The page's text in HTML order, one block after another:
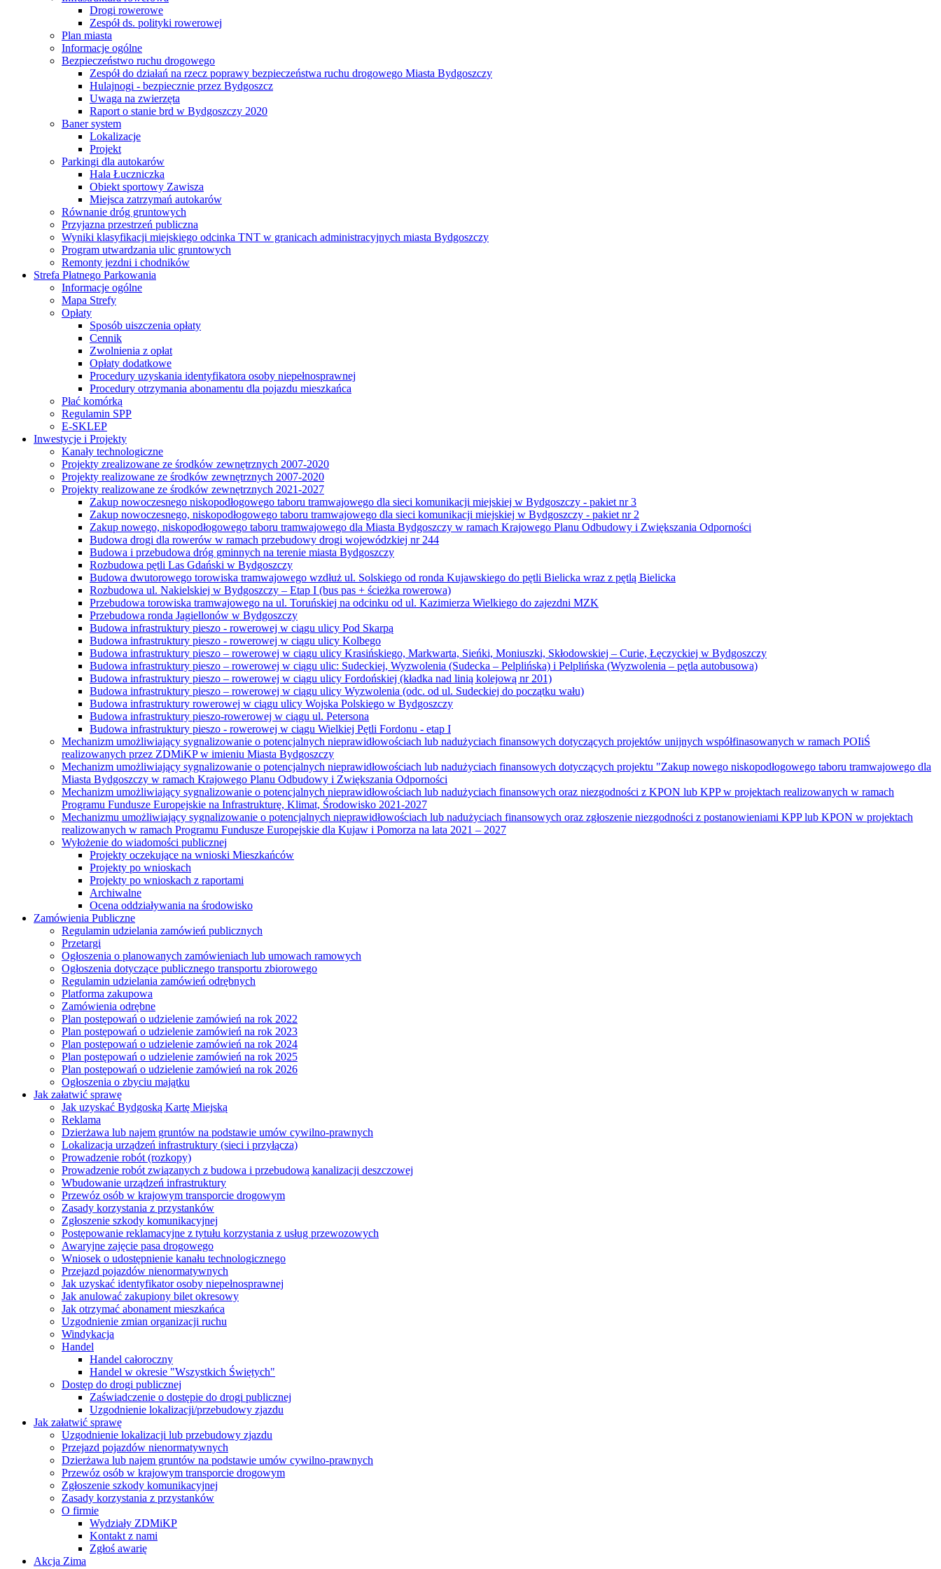
Drogi rowerowe
Zespół ds. polityki rowerowej
Plan miasta
Informacje ogólne
Bezpieczeństwo ruchu drogowego
Zespół do działań na rzecz poprawy bezpieczeństwa ruchu drogowego Miasta Bydgoszczy
Hulajnogi - bezpiecznie przez Bydgoszcz
Uwaga na zwierzęta
Raport o stanie brd w Bydgoszczy 2020
Baner system
Lokalizacje
Projekt
Parkingi dla autokarów
Hala Łuczniczka
Obiekt sportowy Zawisza
Miejsca zatrzymań autokarów
Równanie dróg gruntowych
Przyjazna przestrzeń publiczna
Wyniki klasyfikacji miejskiego odcinka TNT w granicach administracyjnych miasta Bydgoszczy
Program utwardzania ulic gruntowych
Remonty jezdni i chodników
Strefa Płatnego Parkowania
Informacje ogólne
Mapa Strefy
Opłaty
Sposób uiszczenia opłaty
Cennik
Zwolnienia z opłat
Opłaty dodatkowe
Procedury uzyskania identyfikatora osoby niepełnosprawnej
Procedury otrzymania abonamentu dla pojazdu mieszkańca
Płać komórką
Regulamin SPP
E-SKLEP
Inwestycje i Projekty
Kanały technologiczne
Projekty zrealizowane ze środków zewnętrznych 2007-2020
Projekty realizowane ze środków zewnętrznych 2007-2020
Projekty realizowane ze środków zewnętrznych 2021-2027
Zakup nowoczesnego niskopodłogowego taboru tramwajowego dla sieci komunikacji miejskiej w Bydgoszczy - pakiet nr 3
Zakup nowoczesnego, niskopodłogowego taboru tramwajowego dla sieci komunikacji miejskiej w Bydgoszczy - pakiet nr 2
Zakup nowego, niskopodłogowego taboru tramwajowego dla Miasta Bydgoszczy w ramach Krajowego Planu Odbudowy i Zwiększania Odporności
Budowa drogi dla rowerów w ramach przebudowy drogi wojewódzkiej nr 244
Budowa i przebudowa dróg gminnych na terenie miasta Bydgoszczy
Rozbudowa pętli Las Gdański w Bydgoszczy
Budowa dwutorowego torowiska tramwajowego wzdłuż ul. Solskiego od ronda Kujawskiego do pętli Bielicka wraz z pętlą Bielicka
Rozbudowa ul. Nakielskiej w Bydgoszczy – Etap I (bus pas + ścieżka rowerowa)
Przebudowa torowiska tramwajowego na ul. Toruńskiej na odcinku od ul. Kazimierza Wielkiego do zajezdni MZK
Przebudowa ronda Jagiellonów w Bydgoszczy
Budowa infrastruktury pieszo - rowerowej w ciągu ulicy Pod Skarpą
Budowa infrastruktury pieszo - rowerowej w ciągu ulicy Kolbego
Budowa infrastruktury pieszo – rowerowej w ciągu ulicy Krasińskiego, Markwarta, Sieńki, Moniuszki, Skłodowskiej – Curie, Łęczyckiej w Bydgoszczy
Budowa infrastruktury pieszo – rowerowej w ciągu ulic: Sudeckiej, Wyzwolenia (Sudecka – Pelplińska) i Pelplińska (Wyzwolenia – pętla autobusowa)
Budowa infrastruktury pieszo – rowerowej w ciągu ulicy Fordońskiej (kładka nad linią kolejową nr 201)
Budowa infrastruktury pieszo – rowerowej w ciągu ulicy Wyzwolenia (odc. od ul. Sudeckiej do początku wału)
Budowa infrastruktury rowerowej w ciągu ulicy Wojska Polskiego w Bydgoszczy
Budowa infrastruktury pieszo-rowerowej w ciągu ul. Petersona
Budowa infrastruktury pieszo - rowerowej w ciągu Wielkiej Pętli Fordonu - etap I
Mechanizm umożliwiający sygnalizowanie o potencjalnych nieprawidłowościach lub nadużyciach finansowych dotyczących projektów unijnych współfinasowanych w ramach POIiŚ
realizowanych przez ZDMiKP w imieniu Miasta Bydgoszczy
Mechanizm umożliwiający sygnalizowanie o potencjalnych nieprawidłowościach lub nadużyciach finansowych dotyczących projektu "Zakup nowego niskopodłogowego taboru tramwajowego dla
Miasta Bydgoszczy w ramach Krajowego Planu Odbudowy i Zwiększania Odporności
Mechanizm umożliwiający sygnalizowanie o potencjalnych nieprawidłowościach lub nadużyciach finansowych oraz niezgodności z KPON lub KPP w projektach realizowanych w ramach
Programu Fundusze Europejskie na Infrastrukturę, Klimat, Środowisko 2021-2027
Mechanizmu umożliwiający sygnalizowanie o potencjalnych nieprawidłowościach lub nadużyciach finansowych oraz zgłoszenie niezgodności z postanowieniami KPP lub KPON w projektach
realizowanych w ramach Programu Fundusze Europejskie dla Kujaw i Pomorza na lata 2021 – 2027
Wyłożenie do wiadomości publicznej
Projekty oczekujące na wnioski Mieszkańców
Projekty po wnioskach
Projekty po wnioskach z raportami
Archiwalne
Ocena oddziaływania na środowisko
Zamówienia Publiczne
Regulamin udzielania zamówień publicznych
Przetargi
Ogłoszenia o planowanych zamówieniach lub umowach ramowych
Ogłoszenia dotyczące publicznego transportu zbiorowego
Regulamin udzielania zamówień odrębnych
Platforma zakupowa
Zamówienia odrębne
Plan postępowań o udzielenie zamówień na rok 2022
Plan postępowań o udzielenie zamówień na rok 2023
Plan postępowań o udzielenie zamówień na rok 2024
Plan postępowań o udzielenie zamówień na rok 2025
Plan postępowań o udzielenie zamówień na rok 2026
Ogłoszenia o zbyciu majątku
Jak załatwić sprawę
Jak uzyskać Bydgoską Kartę Miejską
Reklama
Dzierżawa lub najem gruntów na podstawie umów cywilno-prawnych
Lokalizacja urządzeń infrastruktury (sieci i przyłącza)
Prowadzenie robót (rozkopy)
Prowadzenie robót związanych z budowa i przebudową kanalizacji deszczowej
Wbudowanie urządzeń infrastruktury
Przewóz osób w krajowym transporcie drogowym
Zasady korzystania z przystanków
Zgłoszenie szkody komunikacyjnej
Postępowanie reklamacyjne z tytułu korzystania z usług przewozowych
Awaryjne zajęcie pasa drogowego
Wniosek o udostępnienie kanału technologicznego
Przejazd pojazdów nienormatywnych
Jak uzyskać identyfikator osoby niepełnosprawnej
Jak anulować zakupiony bilet okresowy
Jak otrzymać abonament mieszkańca
Uzgodnienie zmian organizacji ruchu
Windykacja
Handel
Handel całoroczny
Handel w okresie "Wszystkich Świętych"
Dostęp do drogi publicznej
Zaświadczenie o dostępie do drogi publicznej
Uzgodnienie lokalizacji/przebudowy zjazdu
Jak załatwić sprawę
Uzgodnienie lokalizacji lub przebudowy zjazdu
Przejazd pojazdów nienormatywnych
Dzierżawa lub najem gruntów na podstawie umów cywilno-prawnych
Przewóz osób w krajowym transporcie drogowym
Zgłoszenie szkody komunikacyjnej
Zasady korzystania z przystanków
O firmie
Wydziały ZDMiKP
Kontakt z nami
Zgłoś awarię
Akcja Zima